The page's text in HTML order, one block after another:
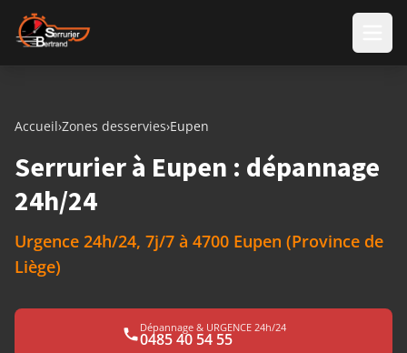
Aller au contenu
Accueil›Zones desservies›Eupen
Serrurier à Eupen : dépannage
24h/24
Urgence 24h/24, 7j/7 à 4700 Eupen (Province de
Liège)
Dépannage & URGENCE 24h/24
0485 40 54 55